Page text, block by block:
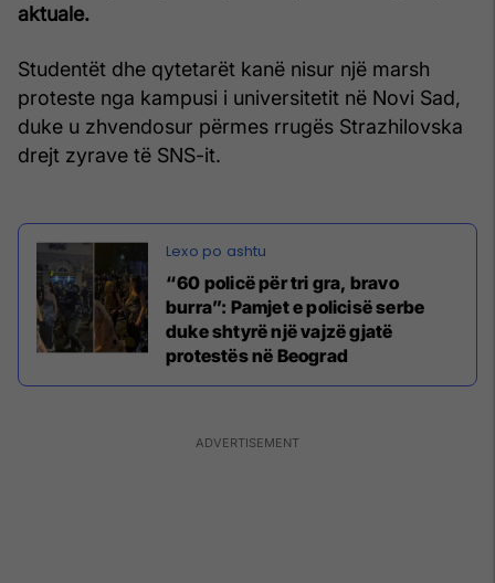
aktuale.
Studentët dhe qytetarët kanë nisur një marsh
proteste nga kampusi i universitetit në Novi Sad,
duke u zhvendosur përmes rrugës Strazhilovska
drejt zyrave të SNS-it.
“60 policë për tri gra, bravo
burra”: Pamjet e policisë serbe
duke shtyrë një vajzë gjatë
protestës në Beograd